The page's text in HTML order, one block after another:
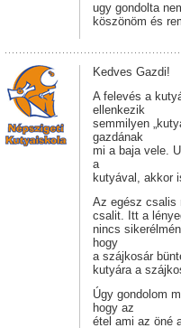
ugy gondolta
köszönöm és
Kedves Gazdi!
A felevés a
ellenkezik
semmilyen
gazdának
mi a baja vele.
a
kutyával, akkor
Az egész csalis
csalit. Itt a
nincs
hogy
a szájkosár
kutyára a
Úgy gondolom
hogy az
étel ami az öné